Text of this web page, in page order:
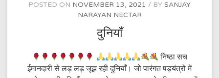
POSTED ON NOVEMBER 13, 2021 BY SANJAY
NARAYAN NECTAR
दुनियाँ
निष्ठा सच
ईमानदारी से लड़ लड़ जूझ रही दुनियाँ। जो पारंगत षड़यंत्रों में